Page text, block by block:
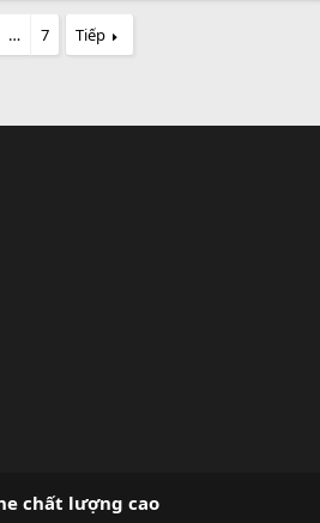
… 7 Tiếp
chất lượng cao